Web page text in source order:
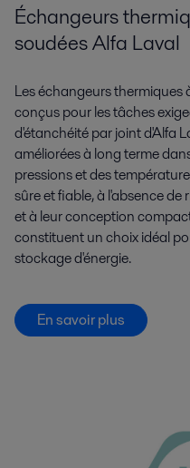
Échangeurs
soudées Alfa Laval
Les échangeurs
conçus pour les tâches
d'étanchéité par joint d'Alfa
améliorées à long terme
pressions et des
sûre et fiable, à l'absence
et à leur conception
constituent un choix idéal
stockage d'énergie.
En savoir plus